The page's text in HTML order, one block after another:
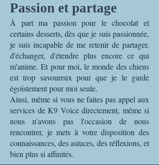
Passion et partage
À part ma passion pour le chocolat et
certains desserts, dès que je suis passionnée,
je suis incapable de me retenir de partager,
d'échanger, d'étendre plus encore ce qui
m'anime. Et pour moi, le monde des chiens
est trop savoureux pour que je le garde
égoïstement pour moi seule.
Ainsi, même si vous ne faites pas appel aux
services de K9 Voice directement, même si
nous n'avons pas l'occasion de nous
rencontrer, je mets à votre disposition des
connaissances, des astuces, des réflexions, et
bien plus si affinités.